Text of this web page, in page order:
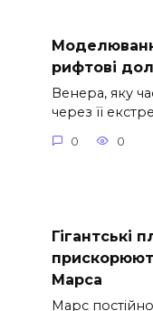
рифтові
Венера, яку
через її
0 0
Гігантські
Марса
Марс